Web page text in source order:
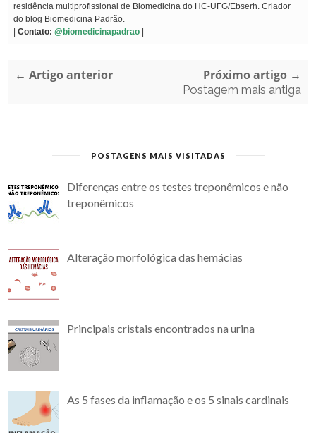
residência multiprofissional de Biomedicina do HC-UFG/Ebserh. Criador
do blog Biomedicina Padrão.
| Contato: @biomedicinapadrao |
← Artigo anterior Próximo artigo →
Postagem mais antiga
POSTAGENS MAIS VISITADAS
Diferenças entre os testes treponêmicos e não
treponêmicos
Alteração morfológica das hemácias
Principais cristais encontrados na urina
As 5 fases da inflamação e os 5 sinais cardinais